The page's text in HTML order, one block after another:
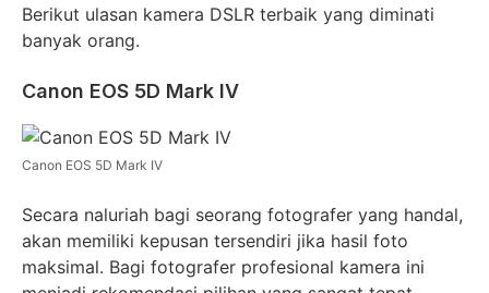
Berikut ulasan kamera DSLR terbaik yang diminati
banyak orang.
Canon EOS 5D Mark IV
Canon EOS 5D Mark IV
Secara naluriah bagi seorang fotografer yang handal,
akan memiliki kepusan tersendiri jika hasil foto
maksimal. Bagi fotografer profesional kamera ini